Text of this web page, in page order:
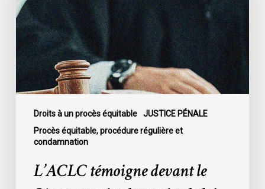
Droits à un procès équitable
JUSTICE PÉNALE
Procès équitable, procédure régulière et
condamnation
Sénat
au
sujet
du
projet
de
L’ACLC témoigne devant le